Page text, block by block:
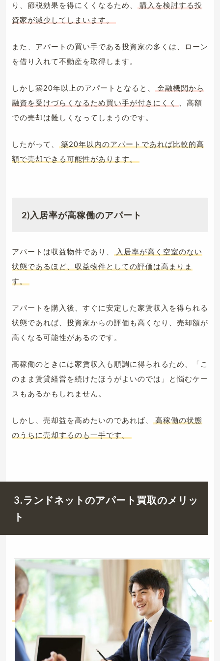
り、節税効果を得にくくなるため、
購入を検討する投
資家が減少してしまいます。
また、アパートの買い手である投資家の多くは、ローン
を借り入れて不動産を取得します。
しかし築20年以上のアパートとなると、
金融機関から
融資を受けづらくなるため買い手が付きにくく
、高額
での売却は難しくなってしまうのです。
したがって、
築20年以内のアパートであれば比較的高
額で売却できる可能性があります。
2)入居率が高稼働のアパート
アパートは収益物件であり、
入居率が高く空室のない
状態であるほど、収益物件としての評価は高まりま
す。
アパートを購入後、すぐに安定した家賃収入を得られる
状態であれば、投資家からの評価も高くなり、売却額が
高くなる可能性があるのです。
高稼働のときには家賃収入も順調に得られるため、「こ
のまま賃貸経営を続けたほうがよいのでは」と悩むケー
スもあるかもしれません。
しかし、売却益を高めたいのであれば、
高稼働の状態
のうちに売却するのも一手です。
3.ランドネットのアパート買取のメリッ
ト